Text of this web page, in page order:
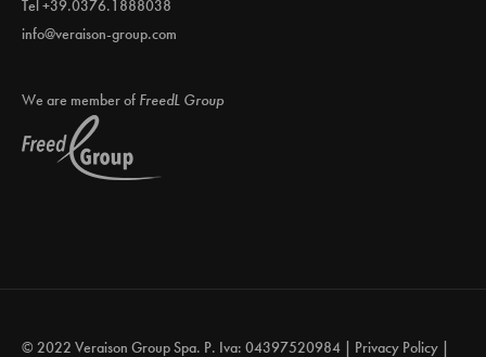
Tel +39.0376.1888038
info@veraison-group.com
We are member of FreedL Group
© 2022 Veraison Group Spa. P. Iva: 04397520984 | Privacy Policy